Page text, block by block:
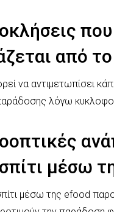
από
να αντιμετωπίσει
λόγω
μέσω
μέσω της efood